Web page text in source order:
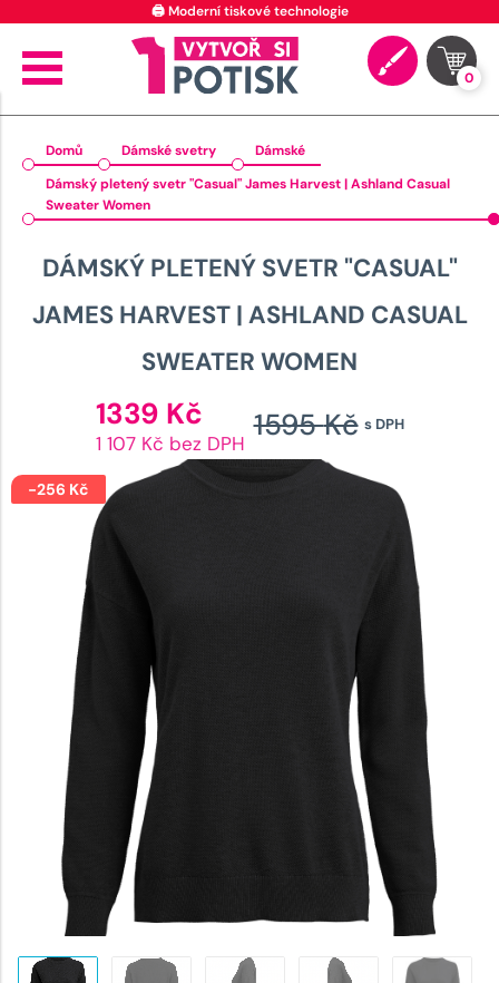
0
Domů Dámské svetry
Dámské
Dámský pletený svetr "Casual" James Harvest | Ashland Casual
Sweater Women
DÁMSKÝ PLETENÝ SVETR "CASUAL"
JAMES HARVEST | ASHLAND CASUAL
SWEATER WOMEN
s DPH
1595Kč
cena
byla:
1595
1339 Kč cena
je:
1339 Kč.
1 107 Kč bez DPH
-256 Kč